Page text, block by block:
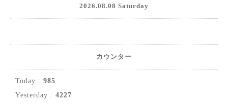
2026.08.08 Saturday
カウンター
Today : 985
Yesterday : 4227